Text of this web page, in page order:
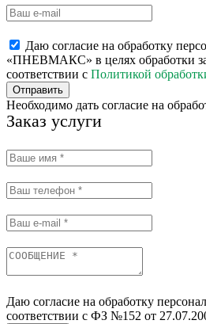
Даю согласие на обработку
«ПНЕВМАКС» в целях обработки
соответствии с Политикой
Отправить
Необходимо дать согласие на
Заказ услуги
Даю согласие на обработку
соответствии с ФЗ №152 от